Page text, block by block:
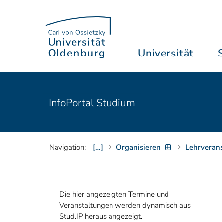
Universität
InfoPortal Studium
Navigation: […] Organisieren
Die hier angezeigten Termine und
Veranstaltungen werden dynamisch aus
Stud.IP heraus angezeigt.